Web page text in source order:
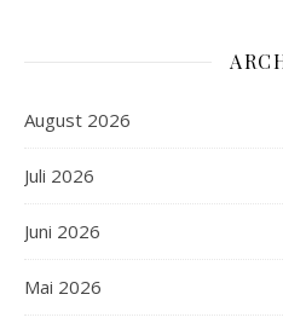
August 2026
Juli 2026
Juni 2026
Mai 2026